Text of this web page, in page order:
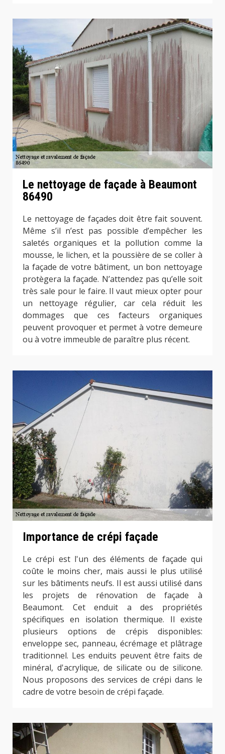
Le nettoyage de façade à Beaumont
86490
Le nettoyage de façades doit être fait souvent.
Même s’il n’est pas possible d’empêcher les
saletés organiques et la pollution comme la
mousse, le lichen, et la poussière de se coller à
la façade de votre bâtiment, un bon nettoyage
protègera la façade. N’attendez pas qu’elle soit
très sale pour le faire. Il vaut mieux opter pour
un nettoyage régulier, car cela réduit les
dommages que ces facteurs organiques
peuvent provoquer et permet à votre demeure
ou à votre immeuble de paraître plus récent.
Importance de crépi façade
Le crépi est l'un des éléments de façade qui
coûte le moins cher, mais aussi le plus utilisé
sur les bâtiments neufs. Il est aussi utilisé dans
les projets de rénovation de façade à
Beaumont. Cet enduit a des propriétés
spécifiques en isolation thermique. Il existe
plusieurs options de crépis disponibles:
enveloppe sec, panneau, écrémage et plâtrage
traditionnel. Les enduits peuvent être faits de
minéral, d'acrylique, de silicate ou de silicone.
Nous proposons des services de crépi dans le
cadre de votre besoin de crépi façade.